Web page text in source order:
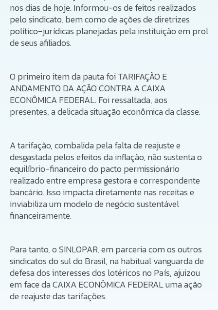
nos dias de hoje. Informou-os de feitos realizados
pelo sindicato, bem como de ações de diretrizes
político-jurídicas planejadas pela instituição em prol
de seus afiliados.
O primeiro item da pauta foi TARIFAÇÃO E
ANDAMENTO DA AÇÃO CONTRA A CAIXA
ECONÔMICA FEDERAL. Foi ressaltada, aos
presentes, a delicada situação econômica da classe.
A tarifação, combalida pela falta de reajuste e
desgastada pelos efeitos da inflação, não sustenta o
equilíbrio-financeiro do pacto permissionário
realizado entre empresa gestora e correspondente
bancário. Isso impacta diretamente nas receitas e
inviabiliza um modelo de negócio sustentável
financeiramente.
Para tanto, o SINLOPAR, em parceria com os outros
sindicatos do sul do Brasil, na habitual vanguarda de
defesa dos interesses dos lotéricos no País, ajuizou
em face da CAIXA ECONÔMICA FEDERAL uma ação
de reajuste das tarifações.